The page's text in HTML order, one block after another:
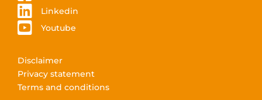
Linkedin
Youtube
Disclaimer
Privacy statement
Terms and conditions